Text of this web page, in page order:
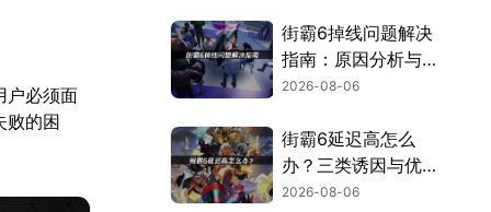
户必须面
败的困
街霸6掉线问题解决
指南：原因分析与网
络优化技巧！
2026-08-06
街霸6延迟高怎么
办？三类诱因与优化
解决方案！
2026-08-06